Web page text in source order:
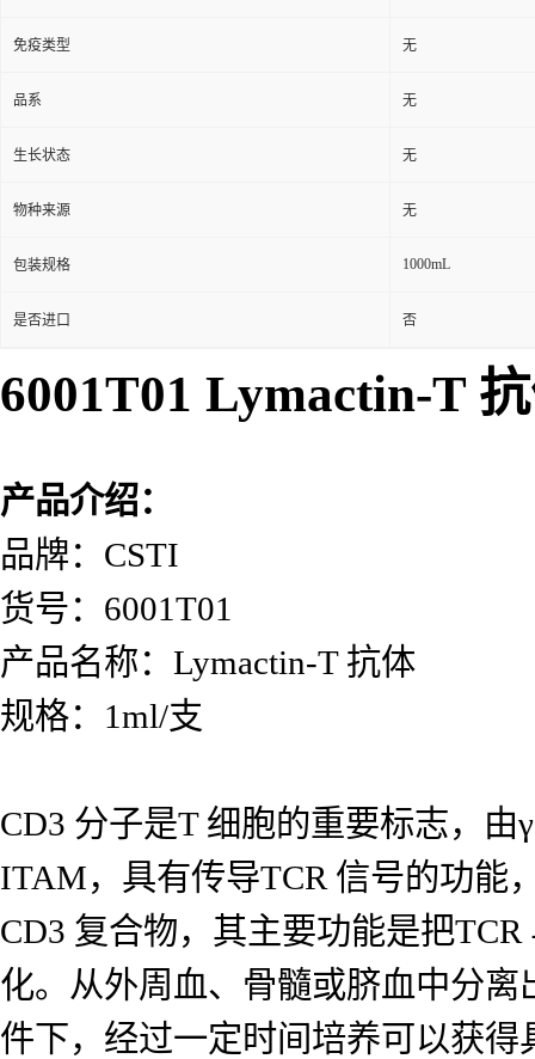
免疫类型 无
品系 无
生长状态 无
物种来源 无
包装规格 1000mL
是否进口 否
6001T01 Lymactin-T
产品介绍：
品牌：CSTI
货号：6001T01
产品名称：Lymactin-T 抗体
规格：1ml/支
CD3 分子是T 细胞的重要标志，由
ITAM，具有传导TCR 信号的功能
CD3 复合物，其主要功能是把
化。从外周血、骨髓或脐血中分
件下，经过一定时间培养可以获